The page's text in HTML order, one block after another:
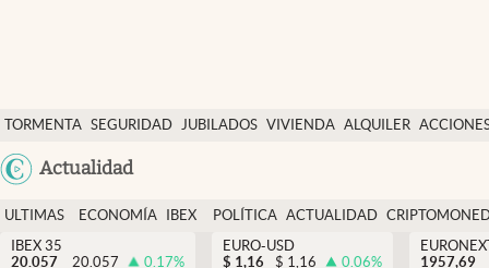
TORMENTA SEGURIDAD JUBILADOS VIVIENDA ALQUILER
USA
Actualidad
Economía y finanzas
Política
Actualidad
Criptomonedas
ULTIMAS
NOTICIAS
ECONOMÍA
IBEX
POLÍTICA ACTUALIDAD
IBEX 35
20.057
20.057 0.17%
EURO-USD
$ 1,16 $ 1,16 0.06%
1957,69